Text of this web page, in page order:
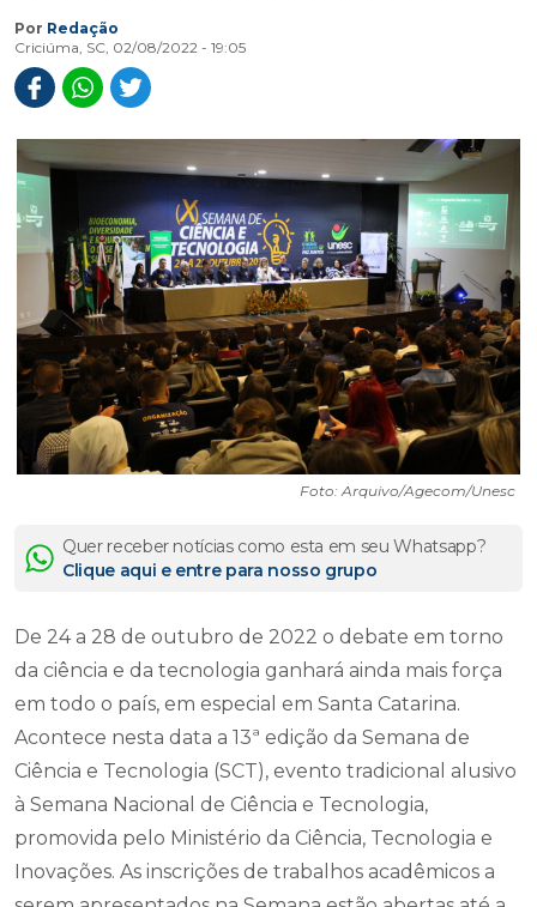
Por Redação
Criciúma, SC, 02/08/2022 - 19:05
Foto: Arquivo/Agecom/Unesc
Quer receber notícias como esta em seu Whatsapp?
Clique aqui e entre para nosso grupo
De 24 a 28 de outubro de 2022 o debate em torno
da ciência e da tecnologia ganhará ainda mais força
em todo o país, em especial em Santa Catarina.
Acontece nesta data a 13ª edição da Semana de
Ciência e Tecnologia (SCT), evento tradicional alusivo
à Semana Nacional de Ciência e Tecnologia,
promovida pelo Ministério da Ciência, Tecnologia e
Inovações. As inscrições de trabalhos acadêmicos a